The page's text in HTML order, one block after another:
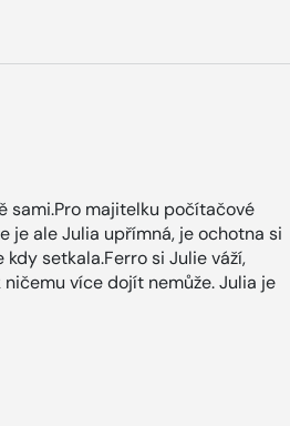
sami.Pro majitelku počítačové
je ale Julia upřímná, je ochotna si
setkala.Ferro si Julie váží,
více dojít nemůže. Julia je